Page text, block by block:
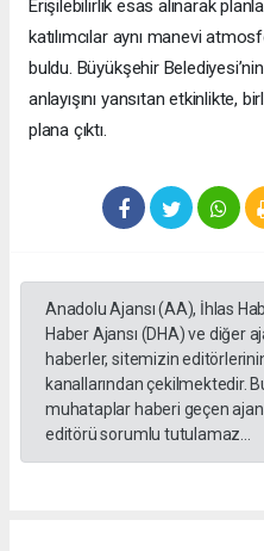
Erişilebilirlik esas alınarak
katılımcılar aynı manevi
buldu. Büyükşehir
anlayışını yansıtan etkinlikte,
plana çıktı.
Anadolu Ajansı (AA), İhlas
Haber Ajansı (DHA) ve diğer
haberler, sitemizin
kanallarından çekilmektedir.
muhataplar haberi geçen
editörü sorumlu tutulamaz...